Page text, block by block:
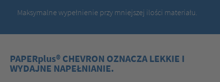
Maksymalne wypełnienie przy mniejszej ilości materiału.
PAPERplus® CHEVRON OZNACZA LEKKIE I
WYDAJNE NAPEŁNIANIE.